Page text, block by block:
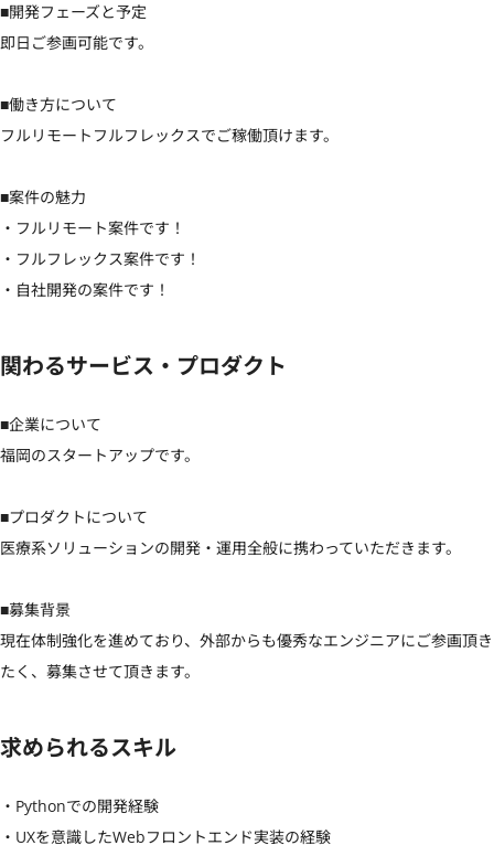
■開発フェーズと予定
即日ご参画可能です。
■働き方について
フルリモートフルフレックスでご稼働頂けます。
■案件の魅力
・フルリモート案件です！
・フルフレックス案件です！
・自社開発の案件です！
関わるサービス・プロダクト
■企業について
福岡のスタートアップです。
■プロダクトについて
医療系ソリューションの開発・運用全般に携わっていただきます。
■募集背景
現在体制強化を進めており、外部からも優秀なエンジニアにご参画頂き
たく、募集させて頂きます。
求められるスキル
・Pythonでの開発経験
・UXを意識したWebフロントエンド実装の経験